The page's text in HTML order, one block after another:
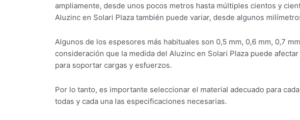
ampliamente, desde unos pocos metros hasta múltiples cientos y
Aluzinc en Solari Plaza también puede variar, desde algunos
Algunos de los espesores más habituales son 0,5 mm, 0,6 mm, 0,7
consideración que la medida del Aluzinc en Solari Plaza puede
para soportar cargas y esfuerzos.
Por lo tanto, es importante seleccionar el material adecuado para
todas y cada una las especificaciones necesarias.